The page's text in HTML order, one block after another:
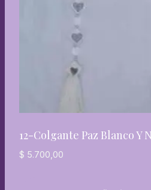
12-Colgante Paz Blanco Y
$ 5.700,00